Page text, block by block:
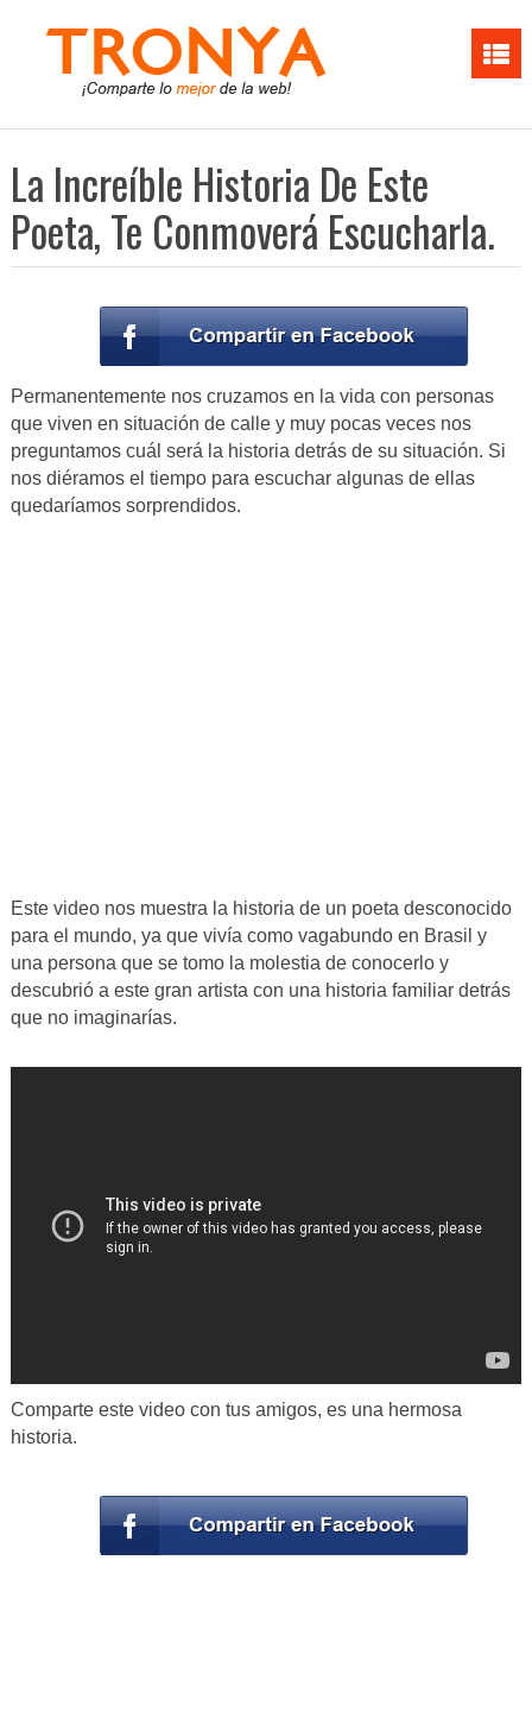
La Increíble Historia De Este
Poeta, Te Conmoverá Escucharla.
Permanentemente nos cruzamos en la vida con personas
que viven en situación de calle y muy pocas veces nos
preguntamos cuál será la historia detrás de su situación. Si
nos diéramos el tiempo para escuchar algunas de ellas
quedaríamos sorprendidos.
Este video nos muestra la historia de un poeta desconocido
para el mundo, ya que vivía como vagabundo en Brasil y
una persona que se tomo la molestia de conocerlo y
descubrió a este gran artista con una historia familiar detrás
que no imaginarías.
Comparte este video con tus amigos, es una hermosa
historia.